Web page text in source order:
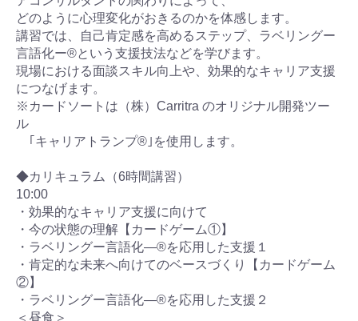
どのように心理変化がおきるのかを体感します。
講習では、自己肯定感を高めるステップ、ラベリングー
言語化ー®という支援技法などを学びます。
現場における面談スキル向上や、効果的なキャリア支援
につなげます。
※カードソートは（株）Carritra のオリジナル開発ツー
ル
｢キャリアトランプ®｣を使用します。
◆カリキュラム（6時間講習）
10:00
・効果的なキャリア支援に向けて
・今の状態の理解【カードゲーム①】
・ラベリングー言語化―®を応用した支援１
・肯定的な未来へ向けてのベースづくり【カードゲーム
②】
・ラベリングー言語化―®を応用した支援２
＜昼食＞